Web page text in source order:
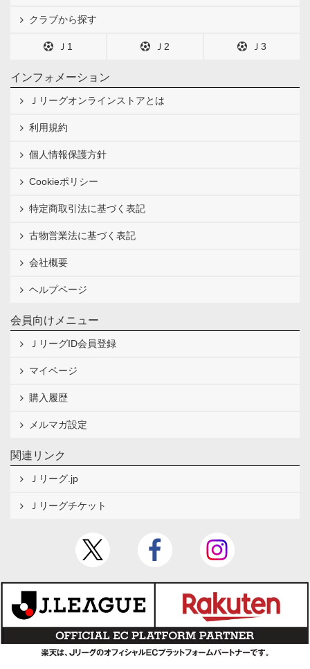
クラブから探す
Ｊ1 Ｊ2 Ｊ3
インフォメーション
Ｊリーグオンラインストアとは
利用規約
個人情報保護方針
Cookieポリシー
特定商取引法に基づく表記
古物営業法に基づく表記
会社概要
ヘルプページ
会員向けメニュー
ＪリーグID会員登録
マイページ
購入履歴
メルマガ設定
関連リンク
Ｊリーグ.jp
Ｊリーグチケット